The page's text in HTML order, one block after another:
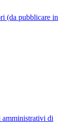
(da pubblicare in
di